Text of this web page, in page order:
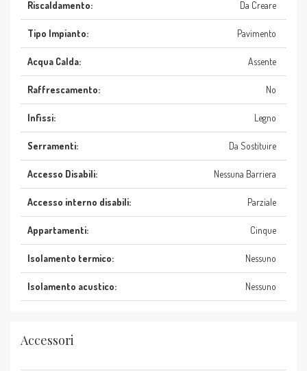
Riscaldamento: Da Creare
Tipo Impianto: Pavimento
Acqua Calda: Assente
Raffrescamento: No
Infissi: Legno
Serramenti: Da Sostituire
Accesso Disabili: Nessuna Barriera
Accesso interno disabili: Parziale
Appartamenti: Cinque
Isolamento termico: Nessuno
Isolamento acustico: Nessuno
Accessori